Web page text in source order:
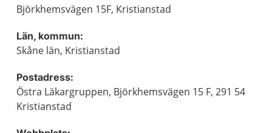
Björkhemsvägen 15F, Kristianstad
Län, kommun:
Skåne län, Kristianstad
Postadress:
Östra Läkargruppen, Björkhemsvägen 15 F, 291 54
Kristianstad